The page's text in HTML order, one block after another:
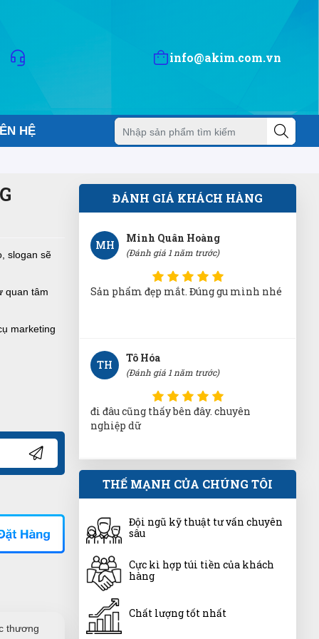
info@akim.com.vn
HỆ
slogan sẽ
quan tâm
marketing
thương
ĐÁNH GIÁ KHÁCH HÀNG
Địa điểm dễ tìm xem cái là đến trải
nghiệm được luôn
Nguyễn Bích Ngọc
(Đánh giá 1 năm trước)
chuẩn
MH
Minh Quân Hoàng
(Đánh giá 1 năm trước)
Sản phẩm đẹp mắt. Đúng gu mình nhé
TH
Tô Hóa
(Đánh giá 1 năm trước)
đi đâu cũng thấy bên đây. chuyên
nghiệp dữ
AN
An Nhiên
(Đánh giá 1 năm trước)
Bên đây làm việc tận tâm, nhân viên
nhiệt tình
HT
(Đánh giá 1 năm trước)
THẾ MẠNH CỦA CHÚNG TÔI
Đội ngũ kỹ thuật tư vấn chuyên
sâu
Cực kì hợp túi tiền của khách
hàng
Chất lượng tốt nhất